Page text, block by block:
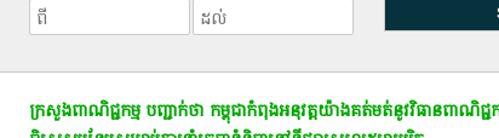
ក្រសួង​ពាណិជ្ជកម្ម​ បញ្ជាក់ថា​ កម្ពុជា​​កំពុងអនុវត្តយ៉ាងគត់មត់នូវវិធានពាណិជ្